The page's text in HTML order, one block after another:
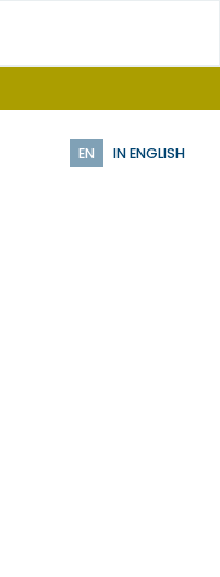
EN IN ENGLISH